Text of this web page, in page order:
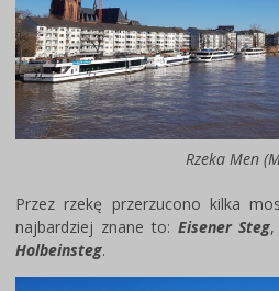
Rzeka Men
Przez rzekę przerzucono kilka
najbardziej znane to: Eisener Steg,
Holbeinsteg.